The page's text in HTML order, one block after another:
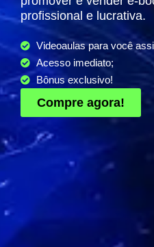
profissional e lucrativa.
Videoaulas para você
Acesso imediato;
Bônus exclusivo!
Compre agora!